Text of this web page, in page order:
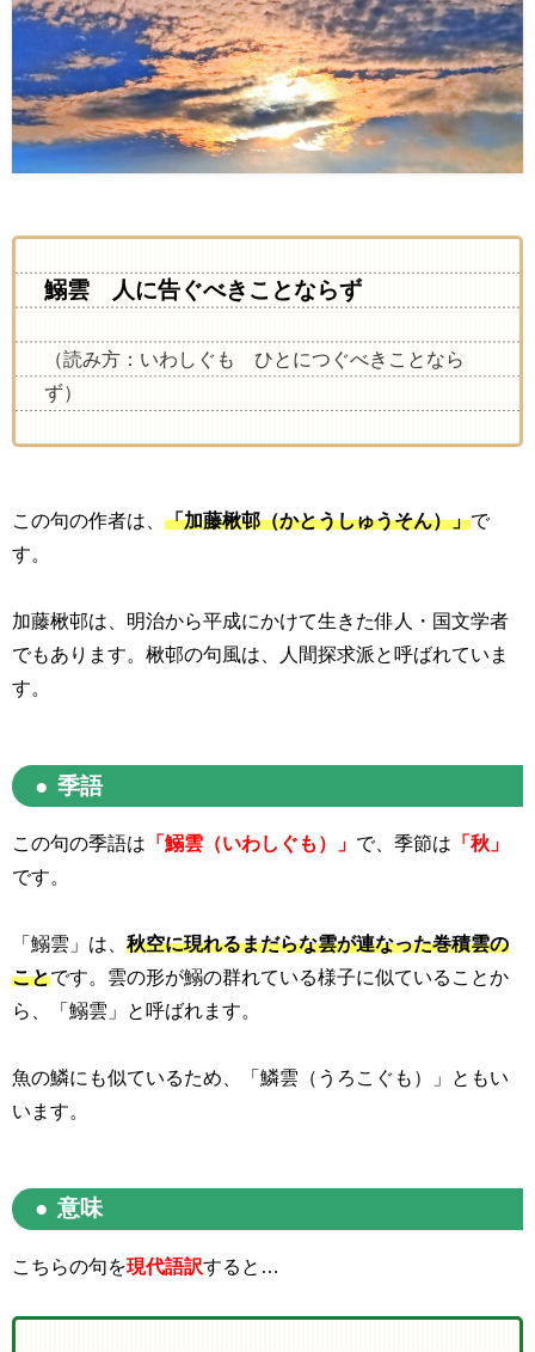
鰯雲 人に告ぐべきことならず
（読み方：いわしぐも ひとにつぐべきことなら
ず）
この句の作者は、 「加藤楸邨（かとうしゅうそん）」で
す。
加藤楸邨は、明治から平成にかけて生きた俳人・国文学者
でもあります。楸邨の句風は、人間探求派と呼ばれていま
す。
季語
この句の季語は 「鰯雲（いわしぐも）」 で、季節は 「秋」
です。
「鰯雲」は、 秋空に現れるまだらな雲が連なった巻積雲の
ことです。雲の形が鰯の群れている様子に似ていることか
ら、「鰯雲」と呼ばれます。
魚の鱗にも似ているため、「鱗雲（うろこぐも）」ともい
います。
意味
こちらの句を現代語訳すると…